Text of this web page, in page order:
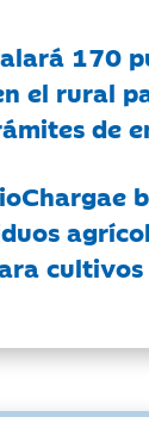
170
el rural
de
cultivos